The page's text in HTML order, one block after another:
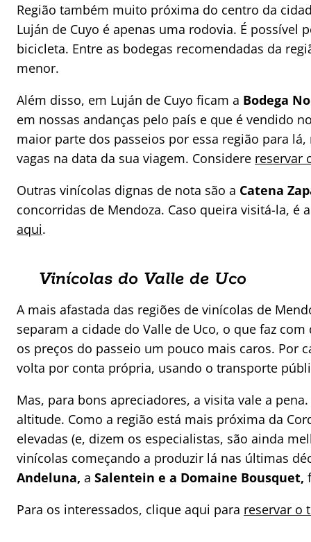
Região também muito próxima do centro da
Luján de Cuyo é apenas uma rodovia. É
bicicleta. Entre as bodegas recomendadas da
menor.
Além disso, em Luján de Cuyo ficam a Bodega
em nossas andanças pelo país e que é vendido
maior parte dos passeios por essa região para
vagas na data da sua viagem. Considere reservar
Outras vinícolas dignas de nota são a Catena
concorridas de Mendoza. Caso queira visitá-la,
aqui.
Vinícolas do Valle de Uco
A mais afastada das regiões de vinícolas de
separam a cidade do Valle de Uco, o que faz
os preços do passeio um pouco mais caros. Por
volta por conta própria, usando o transporte
Mas, para bons apreciadores, a visita vale a
altitude. Como a região está mais próxima da
elevadas (e, dizem os especialistas, são ainda
vinícolas começando a produzir lá nas últimas
Andeluna, a Salentein e a Domaine Bousquet,
Para os interessados, clique aqui para reservar o